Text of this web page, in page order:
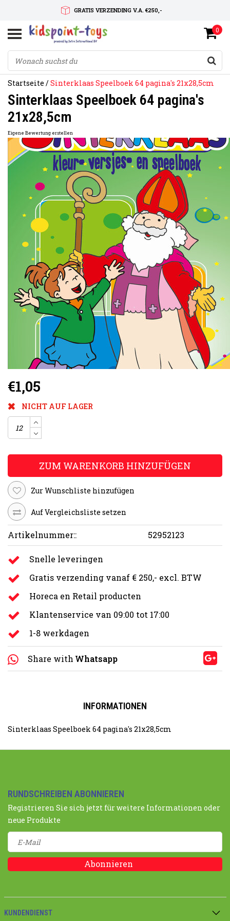
GRATIS VERZENDING V.A. €250,-
SNELLE LEVERTIJD
SERVICE OP MAAT
0
Startseite /Sinterklaas Speelboek 64 pagina's 21x28,5cm
Sinterklaas Speelboek 64 pagina's
21x28,5cm
Eigene Bewertung erstellen
€1,05
NICHT AUF LAGER
ZUM WARENKORB HINZUFÜGEN
Zur Wunschliste hinzufügen
Auf Vergleichsliste setzen
Artikelnummer:: 52952123
Snelle leveringen
Gratis verzending vanaf € 250,- excl. BTW
Horeca en Retail producten
Klantenservice van 09:00 tot 17:00
1-8 werkdagen
Share with Whatsapp
INFORMATIONEN
Sinterklaas Speelboek 64 pagina's 21x28,5cm
RUNDSCHREIBEN ABONNIEREN
Registrieren Sie sich jetzt für weitere Informationen oder
neue Produkte
Abonnieren
KUNDENDIENST